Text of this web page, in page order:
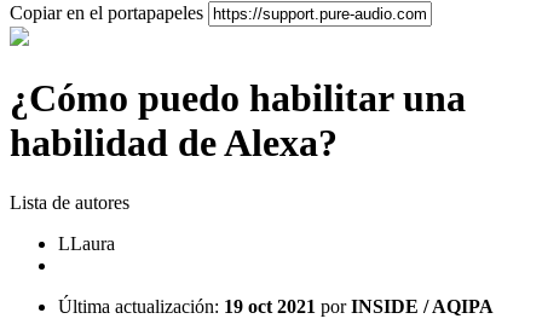
Copiar en el portapapeles
¿Cómo puedo habilitar una
habilidad de Alexa?
Lista de autores
LLaura
Última actualización: 19 oct 2021 porINSIDE / AQIPA